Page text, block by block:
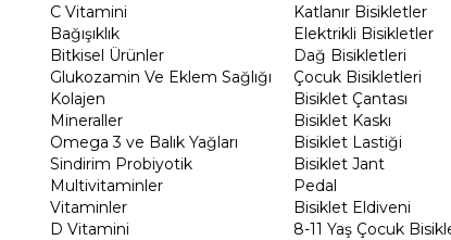
C Vitamini
Bağışıklık
Bitkisel Ürünler
Glukozamin Ve Eklem Sağlığı
Kolajen
Mineraller
Omega 3 ve Balık Yağları
Sindirim Probiyotik
Multivitaminler
Vitaminler
D Vitamini
Katlanır Bisikletler
Elektrikli Bisikletler
Dağ Bisikletleri
Çocuk Bisikletleri
Bisiklet Çantası
Bisiklet Kaskı
Bisiklet Lastiği
Bisiklet Jant
Pedal
Bisiklet Eldiveni
8-11 Yaş Çocuk